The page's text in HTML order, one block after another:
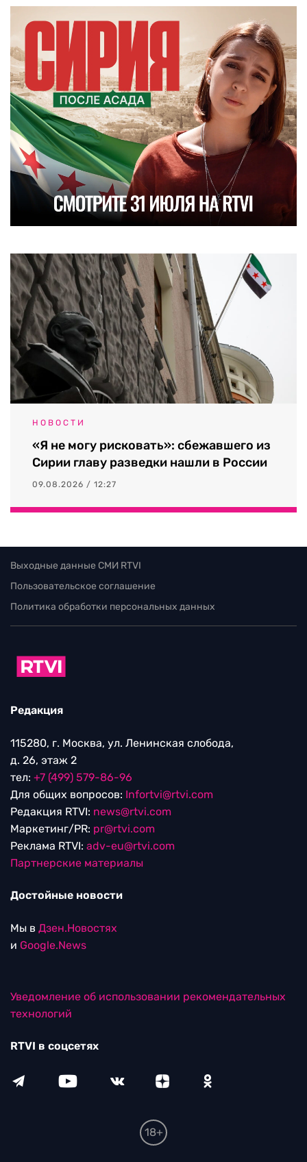
НОВОСТИ
«Я не могу рисковать»: сбежавшего из
Сирии главу разведки нашли в России
09.08.2026 / 12:27
Выходные данные СМИ RTVI
Пользовательское соглашение
Политика обработки персональных данных
Редакция
115280, г. Москва, ул. Ленинская слобода,
д. 26, этаж 2
тел: +7 (499) 579-86-96
Для общих вопросов: Infortvi@rtvi.com
Редакция RTVI: news@rtvi.com
Маркетинг/PR: pr@rtvi.com
Реклама RTVI: adv-eu@rtvi.com
Партнерские материалы
Достойные новости
Мы в Дзен.Новостях
и Google.News
Уведомление об использовании рекомендательных
технологий
RTVI в соцсетях
18+